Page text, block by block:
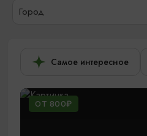
Город
Самое интересное
ОТ 800₽